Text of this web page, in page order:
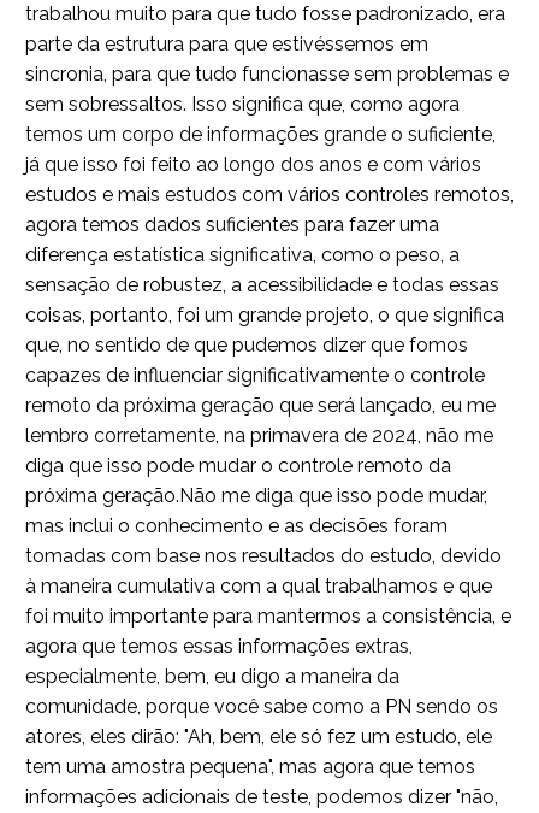
trabalhou muito para que tudo fosse padronizado, era
parte da estrutura para que estivéssemos em
sincronia, para que tudo funcionasse sem problemas e
sem sobressaltos. Isso significa que, como agora
temos um corpo de informações grande o suficiente,
já que isso foi feito ao longo dos anos e com vários
estudos e mais estudos com vários controles remotos,
agora temos dados suficientes para fazer uma
diferença estatística significativa, como o peso, a
sensação de robustez, a acessibilidade e todas essas
coisas, portanto, foi um grande projeto, o que significa
que, no sentido de que pudemos dizer que fomos
capazes de influenciar significativamente o controle
remoto da próxima geração que será lançado, eu me
lembro corretamente, na primavera de 2024, não me
diga que isso pode mudar o controle remoto da
próxima geração.Não me diga que isso pode mudar,
mas inclui o conhecimento e as decisões foram
tomadas com base nos resultados do estudo, devido
à maneira cumulativa com a qual trabalhamos e que
foi muito importante para mantermos a consistência, e
agora que temos essas informações extras,
especialmente, bem, eu digo a maneira da
comunidade, porque você sabe como a PN sendo os
atores, eles dirão: "Ah, bem, ele só fez um estudo, ele
tem uma amostra pequena", mas agora que temos
informações adicionais de teste, podemos dizer "não,